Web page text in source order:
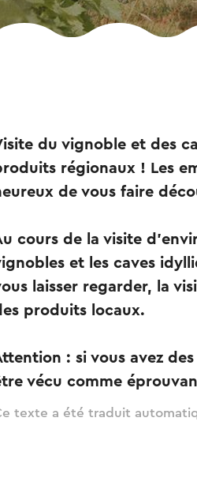
du vignoble et des
régionaux ! Les
de vous faire
cours de la visite
et les caves
laisser regarder, la
produits locaux.
: si vous avez
vécu comme
texte a été traduit